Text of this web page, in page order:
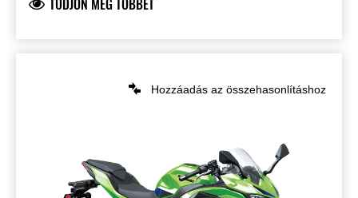
TUDJON MEG TÖBBET
Hozzáadás az összehasonlításhoz